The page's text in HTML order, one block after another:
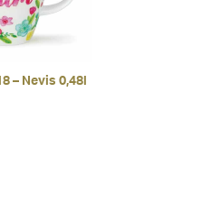
– Nevis 0,48l